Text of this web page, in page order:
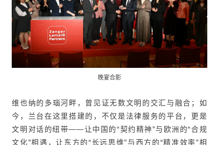
晚宴合影
维也纳的多瑙河畔，曾见证无数文明的交汇与融合；如
今，兰台在这里搭建的，不仅是法律服务的平台，更是
文明对话的纽带——让中国的“契约精神”与欧洲的“合规
文化”相遇，让东方的“长远思维”与西方的“精准效率”相